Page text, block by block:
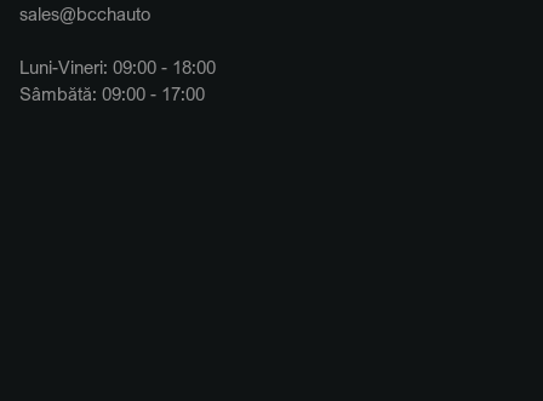
sales@bcchauto
Luni-Vineri: 09:00 - 18:00
Sâmbătă: 09:00 - 17:00